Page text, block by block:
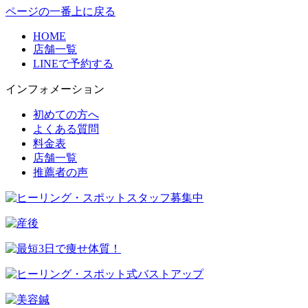
ページの一番上に戻る
HOME
店舗一覧
LINEで予約する
インフォメーション
初めての方へ
よくある質問
料金表
店舗一覧
推薦者の声